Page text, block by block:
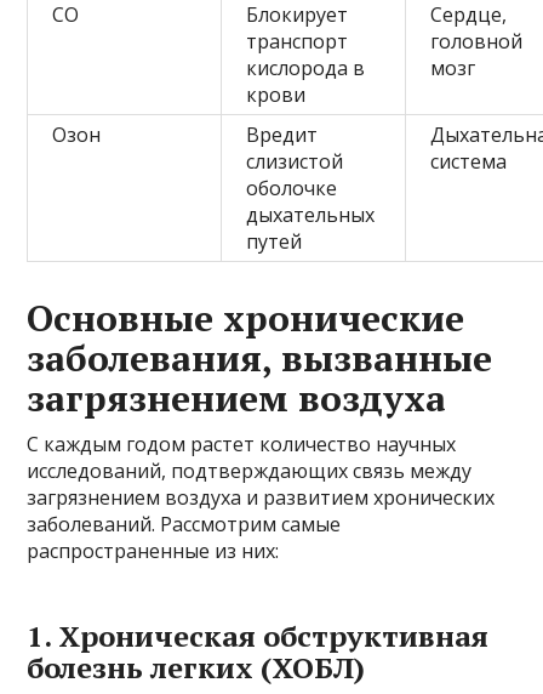
CO
Блокирует
транспорт
кислорода в
крови
Сердце,
головной
мозг
Озон
Вредит
слизистой
оболочке
дыхательных
путей
система
Основные хронические
заболевания, вызванные
загрязнением воздуха
С каждым годом растет количество научных
исследований, подтверждающих связь между
загрязнением воздуха и развитием хронических
заболеваний. Рассмотрим самые
распространенные из них:
1. Хроническая обструктивная
болезнь легких (ХОБЛ)